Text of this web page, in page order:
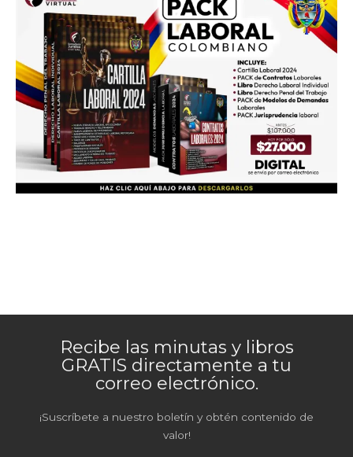
Recibe las minutas y libros
GRATIS directamente a tu
correo electrónico.
¡Suscríbete a nuestro boletín y obtén contenido de
valor!